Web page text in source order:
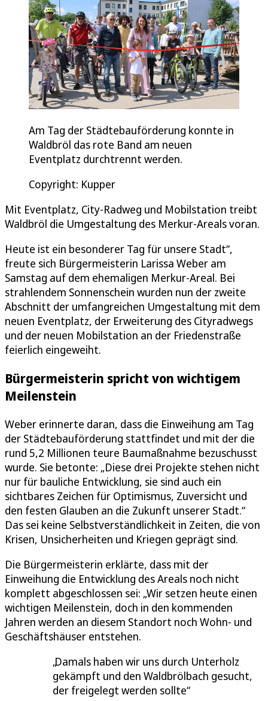
Am Tag der Städtebauförderung konnte in
Waldbröl das rote Band am neuen
Eventplatz durchtrennt werden.
Copyright: Kupper
Mit Eventplatz, City-Radweg und Mobilstation treibt
Waldbröl die Umgestaltung des Merkur-Areals voran.
Heute ist ein besonderer Tag für unsere Stadt“,
freute sich Bürgermeisterin Larissa Weber am
Samstag auf dem ehemaligen Merkur-Areal. Bei
strahlendem Sonnenschein wurden nun der zweite
Abschnitt der umfangreichen Umgestaltung mit dem
neuen Eventplatz, der Erweiterung des Cityradwegs
und der neuen Mobilstation an der Friedenstraße
feierlich eingeweiht.
Bürgermeisterin spricht von wichtigem
Meilenstein
Weber erinnerte daran, dass die Einweihung am Tag
der Städtebauförderung stattfindet und mit der die
rund 5,2 Millionen teure Baumaßnahme bezuschusst
wurde. Sie betonte: „Diese drei Projekte stehen nicht
nur für bauliche Entwicklung, sie sind auch ein
sichtbares Zeichen für Optimismus, Zuversicht und
den festen Glauben an die Zukunft unserer Stadt.“
Das sei keine Selbstverständlichkeit in Zeiten, die von
Krisen, Unsicherheiten und Kriegen geprägt sind.
Die Bürgermeisterin erklärte, dass mit der
Einweihung die Entwicklung des Areals noch nicht
komplett abgeschlossen sei: „Wir setzen heute einen
wichtigen Meilenstein, doch in den kommenden
Jahren werden an diesem Standort noch Wohn- und
Geschäftshäuser entstehen.
Damals haben wir uns durch Unterholz
gekämpft und den Waldbrölbach gesucht,
der freigelegt werden sollte